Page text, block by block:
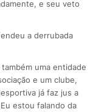
e seu veto
a derrubada
uma entidade
e um clube,
já faz jus a
estou falando da